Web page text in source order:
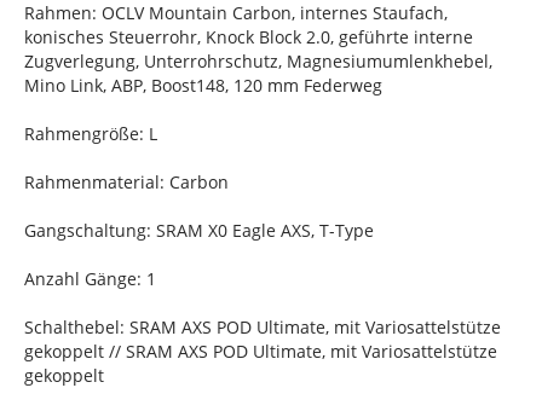
Rahmen: OCLV Mountain Carbon, internes Staufach,
konisches Steuerrohr, Knock Block 2.0, geführte interne
Zugverlegung, Unterrohrschutz, Magnesiumumlenkhebel,
Mino Link, ABP, Boost148, 120 mm Federweg
Rahmengröße: L
Rahmenmaterial: Carbon
Gangschaltung: SRAM X0 Eagle AXS, T-Type
Anzahl Gänge: 1
Schalthebel: SRAM AXS POD Ultimate, mit Variosattelstütze
gekoppelt // SRAM AXS POD Ultimate, mit Variosattelstütze
gekoppelt